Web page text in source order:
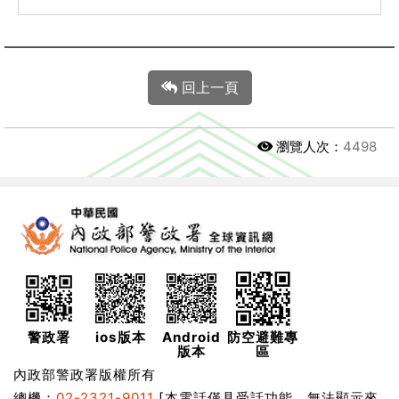
回上一頁
瀏覽人次： 4498
警政署 ios版本
Android
版本
防空避難專
區
內政部警政署版權所有